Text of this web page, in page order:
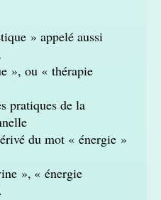
» appelé aussi
», ou « thérapie
pratiques de la
du mot « énergie »
», « énergie